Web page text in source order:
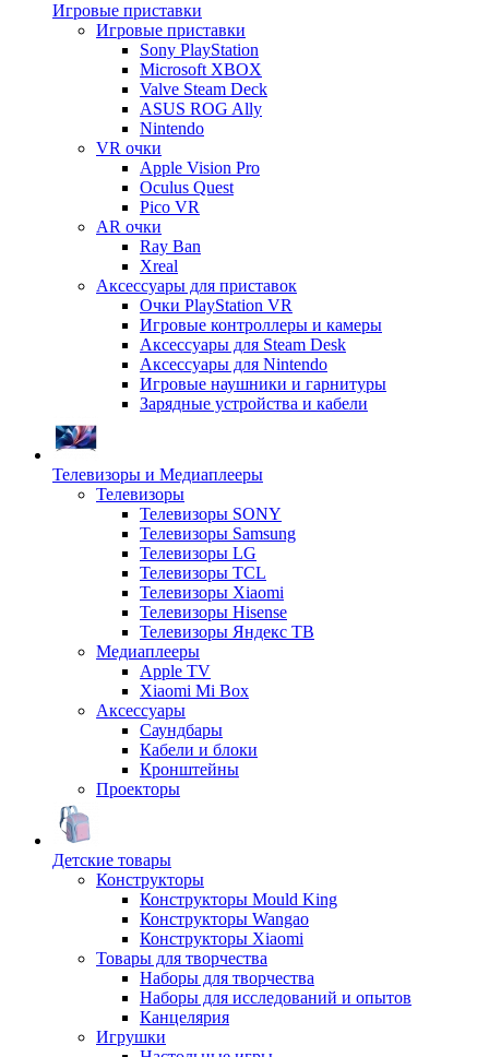
Игровые приставки
Игровые приставки
Sony PlayStation
Microsoft XBOX
Valve Steam Deck
ASUS ROG Ally
Nintendo
VR очки
Apple Vision Pro
Oculus Quest
Pico VR
AR очки
Ray Ban
Xreal
Аксессуары для приставок
Очки PlayStation VR
Игровые контроллеры и камеры
Аксессуары для Steam Desk
Аксессуары для Nintendo
Игровые наушники и гарнитуры
Зарядные устройства и кабели
Телевизоры и Медиаплееры
Телевизоры
Телевизоры SONY
Телевизоры Samsung
Телевизоры LG
Телевизоры TCL
Телевизоры Xiaomi
Телевизоры Hisense
Телевизоры Яндекс ТВ
Медиаплееры
Apple TV
Xiaomi Mi Box
Аксессуары
Саундбары
Кабели и блоки
Кронштейны
Проекторы
Детские товары
Конструкторы
Конструкторы Mould King
Конструкторы Wangao
Конструкторы Xiaomi
Товары для творчества
Наборы для творчества
Наборы для исследований и опытов
Канцелярия
Игрушки